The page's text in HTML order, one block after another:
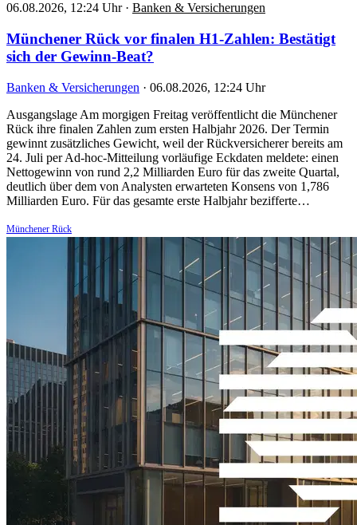
06.08.2026, 12:24 Uhr · Banken & Versicherungen
Münchener Rück vor finalen H1-Zahlen: Bestätigt
sich der Gewinn-Beat?
Banken & Versicherungen · 06.08.2026, 12:24 Uhr
Ausgangslage Am morgigen Freitag veröffentlicht die Münchener
Rück ihre finalen Zahlen zum ersten Halbjahr 2026. Der Termin
gewinnt zusätzliches Gewicht, weil der Rückversicherer bereits am
24. Juli per Ad-hoc-Mitteilung vorläufige Eckdaten meldete: einen
Nettogewinn von rund 2,2 Milliarden Euro für das zweite Quartal,
deutlich über dem von Analysten erwarteten Konsens von 1,786
Milliarden Euro. Für das gesamte erste Halbjahr bezifferte…
Münchener Rück